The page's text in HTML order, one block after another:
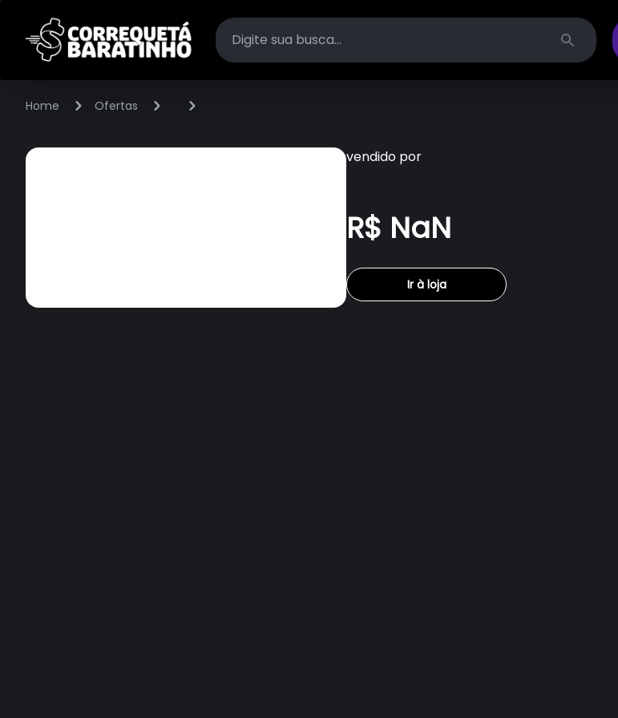
Search
Home Ofertas
vendido por
R$ NaN
Ir à loja